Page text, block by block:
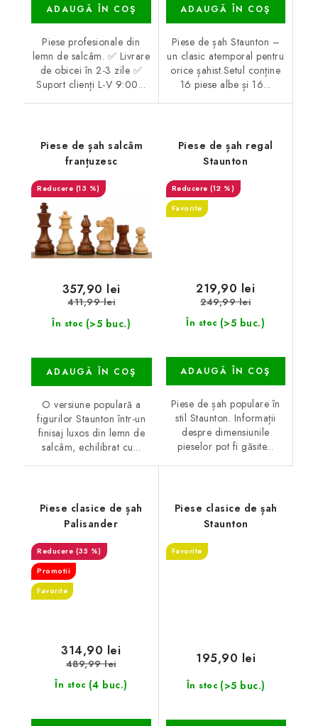
ADAUGĂ ÎN COŞ
Piese profesionale din
lemn de salcâm. ✅ Livrare
de obicei în 2-3 zile ✅
Suport clienți L-V 9:00...
ADAUGĂ ÎN COŞ
Piese de șah Staunton –
un clasic atemporal pentru
orice șahist.Setul conține
16 piese albe și 16...
Piese de șah salcâm
franțuzesc
(13 %)
În stoc (>5 buc.)
357,90 lei
411,99 lei
ADAUGĂ ÎN COŞ
O versiune populară a
figurilor Staunton într-un
finisaj luxos din lemn de
salcâm, echilibrat cu...
Piese de șah regal
Staunton
(12 %)
Favorite
În stoc (>5 buc.)
219,90 lei
249,99 lei
ADAUGĂ ÎN COŞ
Piese de șah populare în
stil Staunton. Informații
despre dimensiunile
pieselor pot fi găsite...
Piese clasice de șah
Palisander
(35 %)
Promotii
Favorite
În stoc (4 buc.)
314,90 lei
489,99 lei
Piese clasice de șah
Staunton
Favorite
În stoc (>5 buc.)
195,90 lei